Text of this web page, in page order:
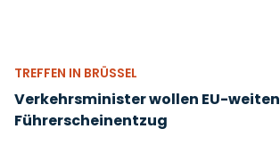
TREFFEN IN BRÜSSEL
Verkehrsminister wollen EU-weiten
Führerscheinentzug